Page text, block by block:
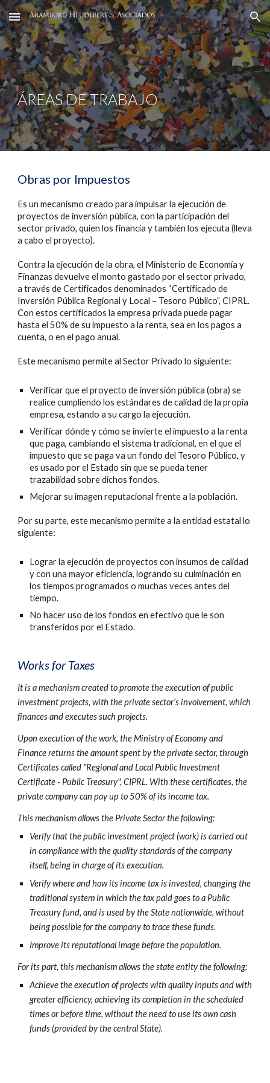
Skip to main content Skip to navigation
ÁREAS DE TRABAJO
Obras por Impuestos
Es un mecanismo creado para impulsar la ejecución de
proyectos de inversión pública, con la participación del
sector privado, quien los financia y también los ejecuta (lleva
a cabo el proyecto).
Contra la ejecución de la obra, el Ministerio de Economía y
Finanzas devuelve el monto gastado por el sector privado,
a través de Certificados denominados “Certificado de
Inversión Pública Regional y Local – Tesoro Público”, CIPRL.
Con estos certificados la empresa privada puede pagar
hasta el 50% de su impuesto a la renta, sea en los pagos a
cuenta, o en el pago anual.
Este mecanismo permite al Sector Privado lo siguiente:
Verificar que el proyecto de inversión pública (obra) se
realice cumpliendo los estándares de calidad de la propia
empresa, estando a su cargo la ejecución.
Verificar dónde y cómo se invierte el impuesto a la renta
que paga, cambiando el sistema tradicional, en el que el
impuesto que se paga va un fondo del Tesoro Público, y
es usado por el Estado sin que se pueda tener
trazabilidad sobre dichos fondos.
Mejorar su imagen reputacional frente a la población.
Por su parte, este mecanismo permite a la entidad estatal lo
siguiente:
Lograr la ejecución de proyectos con insumos de calidad
y con una mayor eficiencia, logrando su culminación en
los tiempos programados o muchas veces antes del
tiempo.
No hacer uso de los fondos en efectivo que le son
transferidos por el Estado.
Works for Taxes
It is a mechanism created to promote the execution of public
investment projects, with the private sector’s involvement, which
finances and executes such projects.
Upon execution of the work, the Ministry of Economy and
Finance returns the amount spent by the private sector, through
Certificates called "Regional and Local Public Investment
Certificate - Public Treasury", CIPRL. With these certificates, the
private company can pay up to 50% of its income tax.
This mechanism allows the Private Sector the following:
Verify that the public investment project (work) is carried out
in compliance with the quality standards of the company
itself, being in charge of its execution.
Verify where and how its income tax is invested, changing the
traditional system in which the tax paid goes to a Public
Treasury fund, and is used by the State nationwide, without
being possible for the company to trace these funds.
Improve its reputational image before the population.
For its part, this mechanism allows the state entity the following:
Achieve the execution of projects with quality inputs and with
greater efficiency, achieving its completion in the scheduled
times or before time, without the need to use its own cash
funds (provided by the central State).